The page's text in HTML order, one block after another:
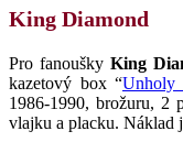
King Diamond
Pro fanouškyKing
kazetový box “Unholy
1986-1990, brožuru, 2
vlajku a placku. Náklad